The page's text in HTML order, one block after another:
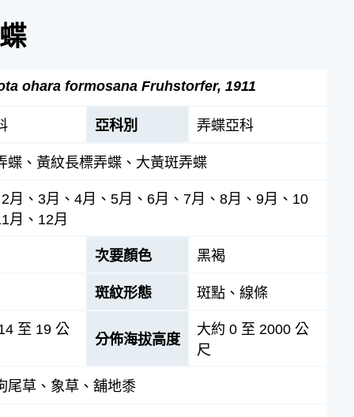
ohara formosana Fruhstorfer, 1911
亞科別 弄蝶亞科
蝶、黃紋長標弄蝶、大黃斑弄蝶
月、3月、4月、5月、6月、7月、8月、9月、10
月、12月
次要顏色 黑褐
斑紋形態 斑點、線條
至 19 公
分佈海拔高度
大約 0 至 2000 公
尺
尾草、象草、舖地黍